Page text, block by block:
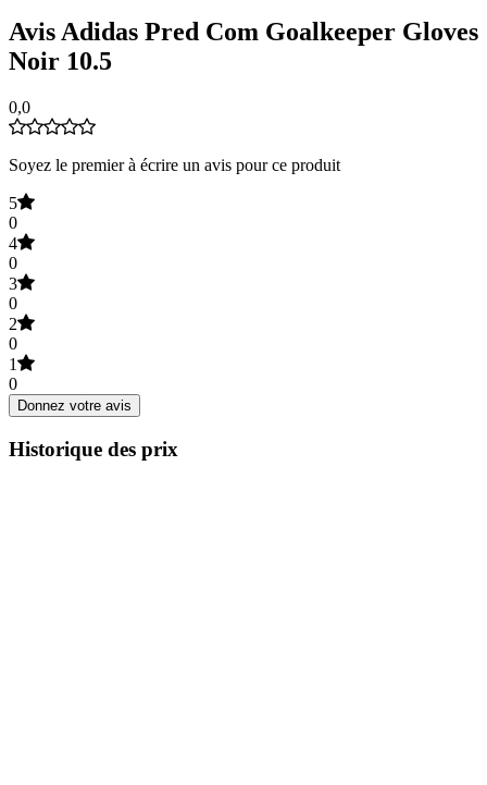
Avis Adidas Pred Com Goalkeeper Gloves
Noir 10.5
0,0
Soyez le premier à écrire un avis pour ce produit
5
0
4
0
3
0
2
0
1
0
Donnez votre avis
Historique des prix